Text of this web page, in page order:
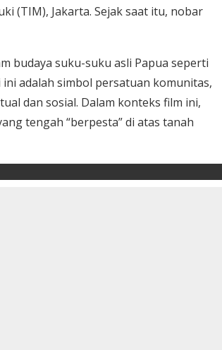
(TIM), Jakarta. Sejak saat itu, nobar
budaya suku-suku asli Papua seperti
adalah simbol persatuan komunitas,
dan sosial. Dalam konteks film ini,
tengah “berpesta” di atas tanah